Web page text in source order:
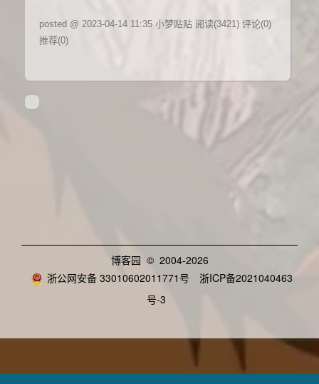
posted @ 2023-04-14 11:35 小梦贴贴 阅读(3421) 评论(0)
推荐(0)
博客园 © 2004-2026
浙公网安备 33010602011771号
浙ICP备2021040463
号-3